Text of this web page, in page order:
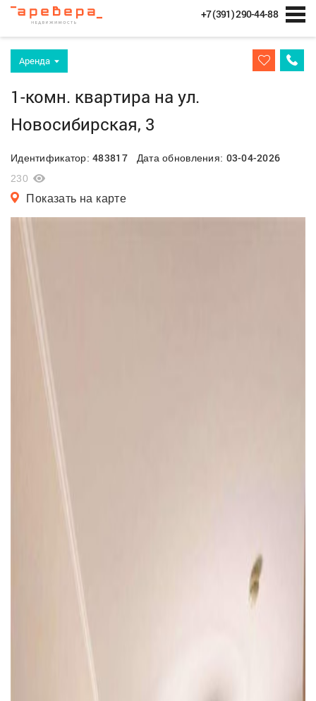
+7 (391) 290-44-88
Аренда
1-комн. квартира на ул.
Новосибирская, 3
Идентификатор:483817Дата обновления: 03-04-2026
230
Показать на карте